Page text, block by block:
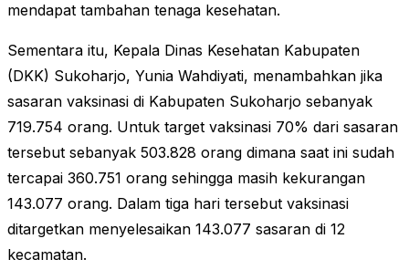
mendapat tambahan tenaga kesehatan.
Sementara itu, Kepala Dinas Kesehatan Kabupaten
(DKK) Sukoharjo, Yunia Wahdiyati, menambahkan jika
sasaran vaksinasi di Kabupaten Sukoharjo sebanyak
719.754 orang. Untuk target vaksinasi 70% dari sasaran
tersebut sebanyak 503.828 orang dimana saat ini sudah
tercapai 360.751 orang sehingga masih kekurangan
143.077 orang. Dalam tiga hari tersebut vaksinasi
ditargetkan menyelesaikan 143.077 sasaran di 12
kecamatan.